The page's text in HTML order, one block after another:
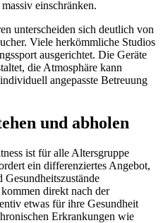
einschränken.
unterscheiden sich deutlich von
Viele herkömmliche Studios
ausgerichtet. Die Geräte
die Atmosphäre kann
angepasste Betreuung
und abholen
ist für alle Altersgruppe
ein differenziertes Angebot,
Gesundheitszustände
direkt nach der
etwas für ihre Gesundheit
Erkrankungen wie